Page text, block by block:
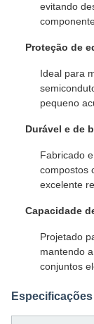
evitando
Proteção de
Ideal para
pequeno
Durável e de
Fabricado
compostos
excelente
Capacidade
Projetado
mantendo
conjuntos